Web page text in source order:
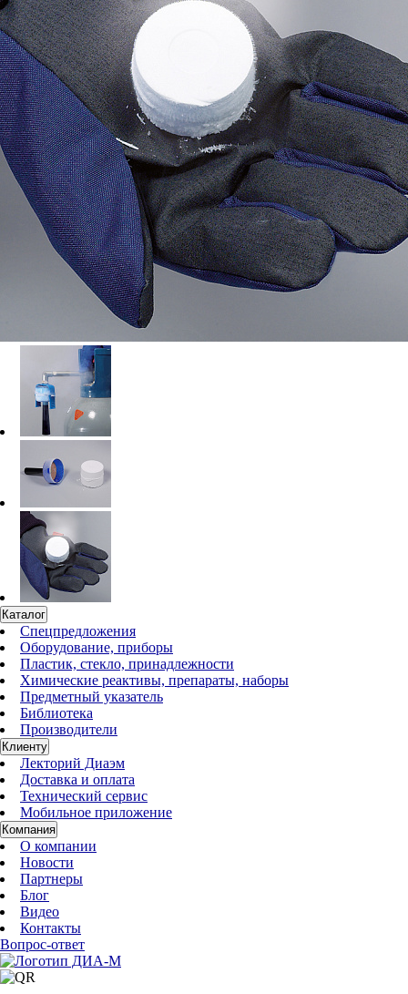
Каталог
Спецпредложения
Оборудование, приборы
Пластик, стекло, принадлежности
Химические реактивы, препараты, наборы
Предметный указатель
Библиотека
Производители
Клиенту
Лекторий Диаэм
Доставка и оплата
Технический сервис
Мобильное приложение
Компания
О компании
Новости
Партнеры
Блог
Видео
Контакты
Вопрос-ответ